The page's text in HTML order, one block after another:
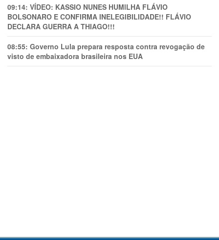
09:14: VÍDEO: KASSIO NUNES HUMlLHA FLÁVIO
BOLSONARO E CONFIRMA INELEGIBILIDADE!! FLÁVIO
DECLARA GUERRA A THIAGO!!!
08:55: Governo Lula prepara resposta contra revogação de
visto de embaixadora brasileira nos EUA